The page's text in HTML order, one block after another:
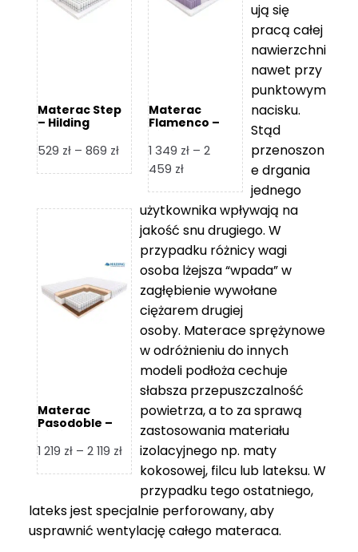
Materac Step
– Hilding
529 zł – 869 złZakres
cen:
529 zł
do
869 zł
Materac
Flamenco –
1 349 zł – 2
459 złZakres
od
1
349 zł
2
459 zł
Materac
Pasodoble –
1 219 zł – 2 119 złZakres
cen:
1
219 zł
do
ują się
pracą całej
nawierzchni
nawet przy
punktowym
nacisku.
Stąd
przenoszon
e drgania
jednego
użytkownika wpływają na
jakość snu drugiego. W
przypadku różnicy wagi
osoba lżejsza “wpada” w
zagłębienie wywołane
ciężarem drugiej
osoby. Materace sprężynowe
w odróżnieniu do innych
modeli podłoża cechuje
słabsza przepuszczalność
powietrza, a to za sprawą
zastosowania materiału
izolacyjnego np. maty
kokosowej, filcu lub lateksu. W
przypadku tego ostatniego,
lateks jest specjalnie perforowany, aby
usprawnić wentylację całego materaca.